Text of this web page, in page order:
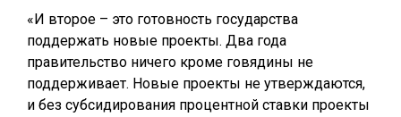
«И второе – это готовность государства
поддержать новые проекты. Два года
правительство ничего кроме говядины не
поддерживает. Новые проекты не утверждаются,
и без субсидирования процентной ставки проекты